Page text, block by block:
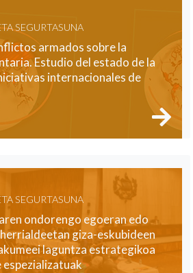
SEGURTASUNA
armados sobre la
Estudio del estado de la
internacionales de
SEGURTASUNA
ondorengo egoeran edo
giza-eskubideen
laguntza estrategikoa
espezializatuak